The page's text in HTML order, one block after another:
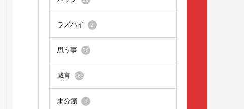
ラズパイ 2
思う事 56
戯言 965
未分類 4